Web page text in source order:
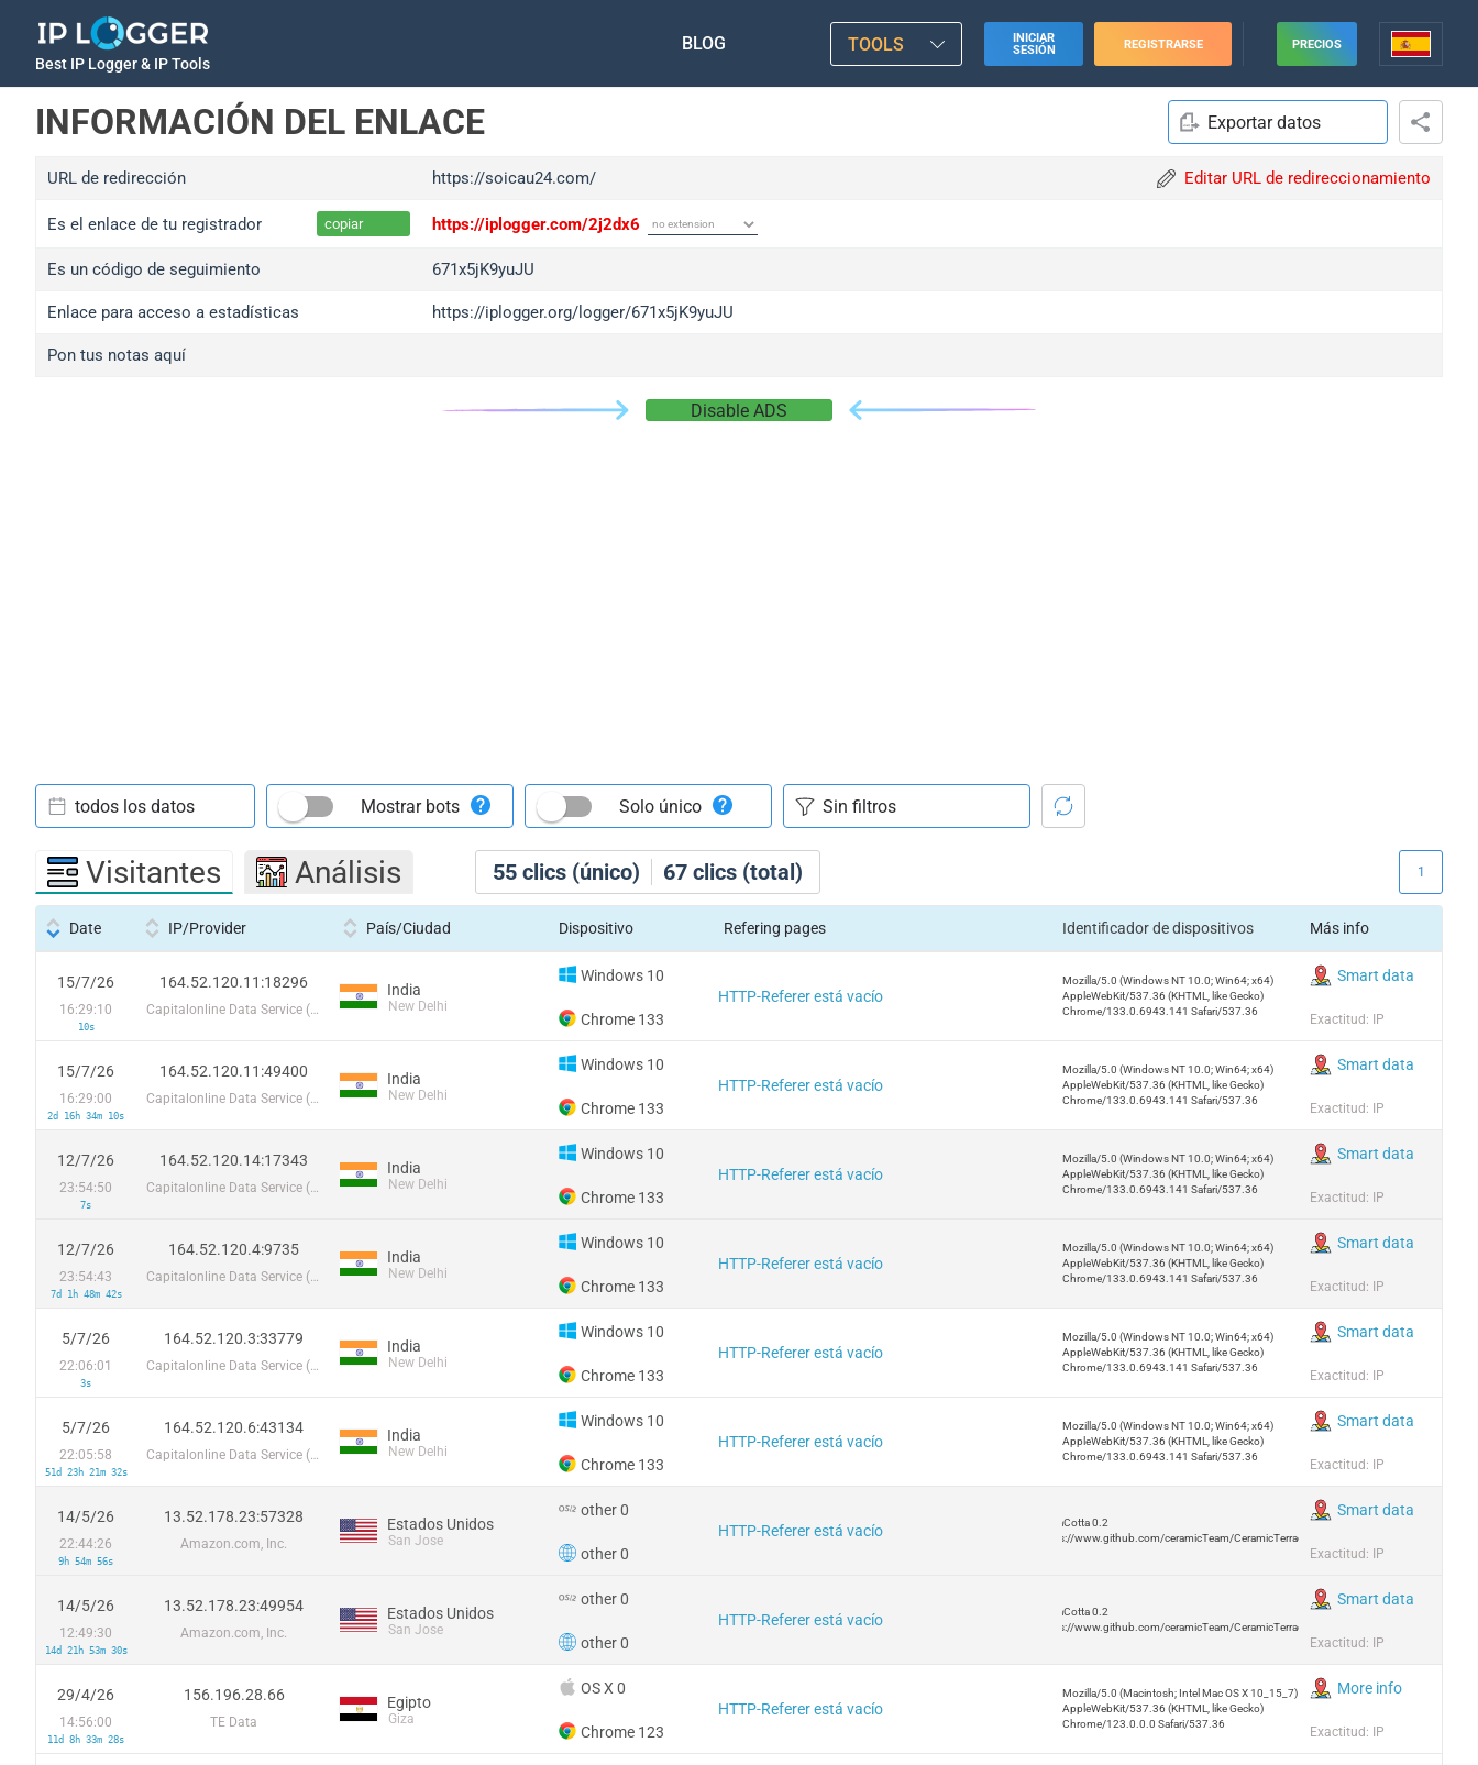
Best IP Logger & IP Tools
BLOG TOOLS
INICIAR
SESIÓN
REGISTRARSE PRECIOS
INFORMACIÓN DEL ENLACE Exportar datos
URL de redirección https://soicau24.com/ Editar URL de redireccionamiento
Es el enlace de tu registrador copiar https://iplogger.com/2j2dx6
Es un código de seguimiento 671x5jK9yuJU
Enlace para acceso a estadísticas https://iplogger.org/logger/671x5jK9yuJU
Pon tus notas aquí
Disable ADS
55 clics (único) 67 clics (total)
todos los datos Mostrar bots Solo único
Visitantes Análisis 1
Date IP/Provider País/Ciudad Dispositivo Refering pages Identificador de dispositivos Más info
15/7/26
16:29:10
10s
164.52.120.11:18296
Capitalonline Data Service (HK) Co
India
New Delhi
Windows 10
Chrome 133
HTTP-Referer está vacío
Mozilla/5.0 (Windows NT 10.0; Win64; x64)
AppleWebKit/537.36 (KHTML, like Gecko)
Chrome/133.0.6943.141 Safari/537.36
Smart data
Exactitud: IP
15/7/26
16:29:00
2d 16h 34m 10s
164.52.120.11:49400
Capitalonline Data Service (HK) Co
India
New Delhi
Windows 10
Chrome 133
HTTP-Referer está vacío
Mozilla/5.0 (Windows NT 10.0; Win64; x64)
AppleWebKit/537.36 (KHTML, like Gecko)
Chrome/133.0.6943.141 Safari/537.36
Smart data
Exactitud: IP
12/7/26
23:54:50
7s
164.52.120.14:17343
Capitalonline Data Service (HK) Co
India
New Delhi
Windows 10
Chrome 133
HTTP-Referer está vacío
Mozilla/5.0 (Windows NT 10.0; Win64; x64)
AppleWebKit/537.36 (KHTML, like Gecko)
Chrome/133.0.6943.141 Safari/537.36
Smart data
Exactitud: IP
12/7/26
23:54:43
7d 1h 48m 42s
164.52.120.4:9735
Capitalonline Data Service (HK) Co
India
New Delhi
Windows 10
Chrome 133
HTTP-Referer está vacío
Mozilla/5.0 (Windows NT 10.0; Win64; x64)
AppleWebKit/537.36 (KHTML, like Gecko)
Chrome/133.0.6943.141 Safari/537.36
Smart data
Exactitud: IP
5/7/26
22:06:01
3s
164.52.120.3:33779
Capitalonline Data Service (HK) Co
India
New Delhi
Windows 10
Chrome 133
HTTP-Referer está vacío
Mozilla/5.0 (Windows NT 10.0; Win64; x64)
AppleWebKit/537.36 (KHTML, like Gecko)
Chrome/133.0.6943.141 Safari/537.36
Smart data
Exactitud: IP
5/7/26
22:05:58
51d 23h 21m 32s
164.52.120.6:43134
Capitalonline Data Service (HK) Co
India
New Delhi
Windows 10
Chrome 133
HTTP-Referer está vacío
Mozilla/5.0 (Windows NT 10.0; Win64; x64)
AppleWebKit/537.36 (KHTML, like Gecko)
Chrome/133.0.6943.141 Safari/537.36
Smart data
Exactitud: IP
14/5/26
22:44:26
9h 54m 56s
13.52.178.23:57328
Amazon.com, Inc.
Estados Unidos
San Jose
other 0
other 0
HTTP-Referer está vacío
TerraCotta 0.2
https://www.github.com/ceramicTeam/CeramicTerracotta
Smart data
Exactitud: IP
14/5/26
12:49:30
14d 21h 53m 30s
13.52.178.23:49954
Amazon.com, Inc.
Estados Unidos
San Jose
other 0
other 0
HTTP-Referer está vacío
TerraCotta 0.2
https://www.github.com/ceramicTeam/CeramicTerracotta
Smart data
Exactitud: IP
29/4/26
14:56:00
11d 8h 33m 28s
156.196.28.66
TE Data
Egipto
Giza
OS X 0
Chrome 123
HTTP-Referer está vacío
Mozilla/5.0 (Macintosh; Intel Mac OS X 10_15_7)
AppleWebKit/537.36 (KHTML, like Gecko)
Chrome/123.0.0.0 Safari/537.36
More info
Exactitud: IP